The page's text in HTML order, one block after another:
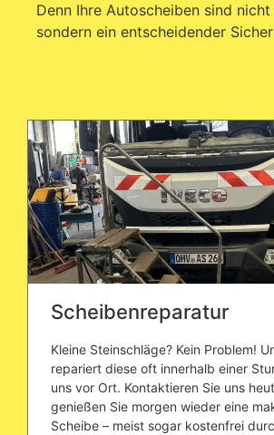
Denn Ihre Autoscheiben sind nicht
sondern ein entscheidender
Scheibenreparatur
Kleine Steinschläge? Kein Problem!
repariert diese oft innerhalb einer
uns vor Ort. Kontaktieren Sie uns
genießen Sie morgen wieder eine
Scheibe – meist sogar kostenfrei